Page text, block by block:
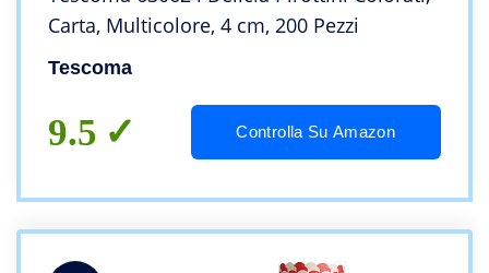
Carta, Multicolore, 4 cm, 200 Pezzi
Tescoma
9.5 Controlla Su Amazon